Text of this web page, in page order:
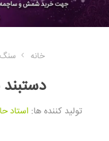
خانه سنگ
دستبند
تولید کننده ها: استاد